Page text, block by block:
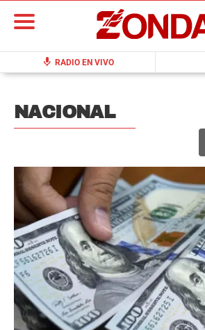
mic RADIO EN VIVO
NACIONAL